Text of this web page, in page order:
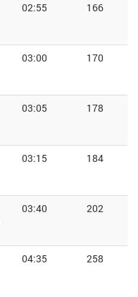
02:55 166
03:00 170
03:05 178
03:15 184
03:40 202
04:35 258